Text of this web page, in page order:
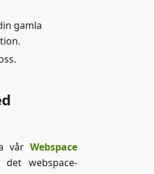
gamla
vår Webspace
webspace-